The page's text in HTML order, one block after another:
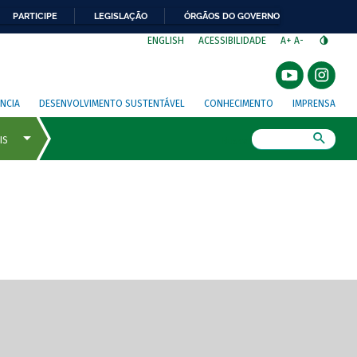
PARTICIPE LEGISLAÇÃO ÓRGÃOS DO GOVERNO
ENGLISH ACESSIBILIDADE A+ A-
DESENVOLVIMENTO SUSTENTÁVEL CONHECIMENTO IMPRENSA
de tela